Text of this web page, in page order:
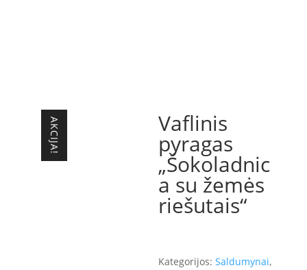
AKCIJA! Vaflinis
pyragas
„Šokoladnic
a su žemės
riešutais“
Kategorijos:Saldumynai,